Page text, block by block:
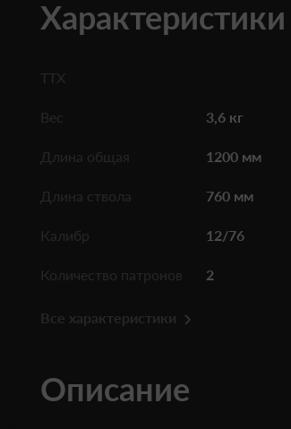
Характеристики
ТТХ
Вес 3,6 кг
Длина общая 1200 мм
Длина ствола 760 мм
Калибр 12/76
Количество патронов 2
Все характеристики
Описание